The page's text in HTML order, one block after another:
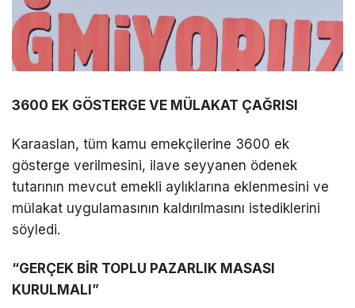
3600 EK GÖSTERGE VE MÜLAKAT ÇAĞRISI
Karaaslan, tüm kamu emekçilerine 3600 ek
gösterge verilmesini, ilave seyyanen ödenek
tutarının mevcut emekli aylıklarına eklenmesini ve
mülakat uygulamasının kaldırılmasını istediklerini
söyledi.
“GERÇEK BİR TOPLU PAZARLIK MASASI
KURULMALI”